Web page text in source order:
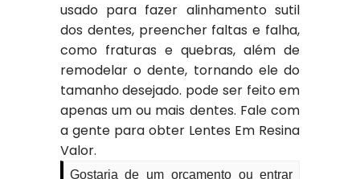
usado para fazer alinhamento sutil
dos dentes, preencher faltas e falha,
como fraturas e quebras, além de
remodelar o dente, tornando ele do
tamanho desejado. pode ser feito em
apenas um ou mais dentes. Fale com
a gente para obter Lentes Em Resina
Valor.
Gostaria de um orçamento ou entrar